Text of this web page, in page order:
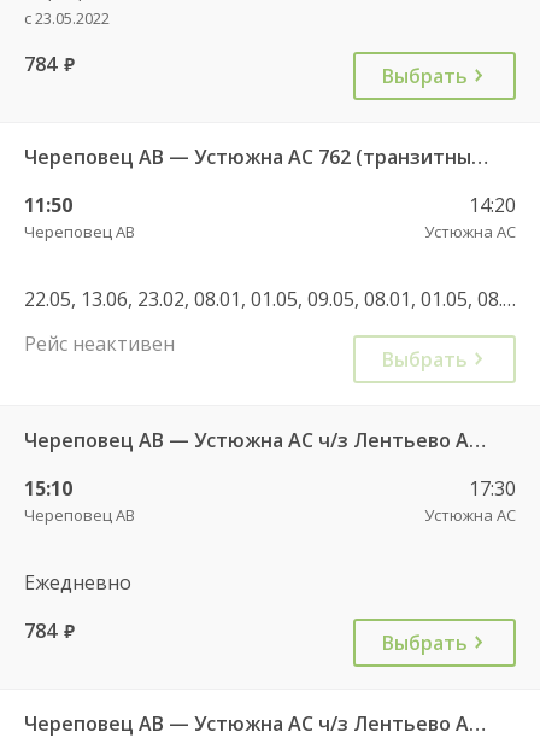
с 23.05.2022
784 руб. Выбрать
Череповец АВ — Устюжна АС 762 (транзитный из Вологды)
11:50
Череповец АВ
14:20
Устюжна АС
22.05, 13.06, 23.02, 08.01, 01.05, 09.05, 08.01, 01.05, 08.05, 12.06, 11.05
Рейс неактивен
Выбрать
Череповец АВ — Устюжна АС ч/з Лентьево АС - 750
15:10
Череповец АВ
17:30
Устюжна АС
Ежедневно
784 руб. Выбрать
Череповец АВ — Устюжна АС ч/з Лентьево АС - 750